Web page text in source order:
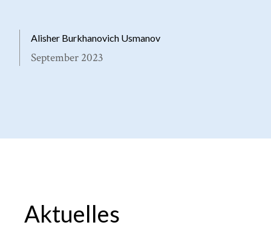
Alisher Burkhanovich Usmanov
September 2023
Aktuelles